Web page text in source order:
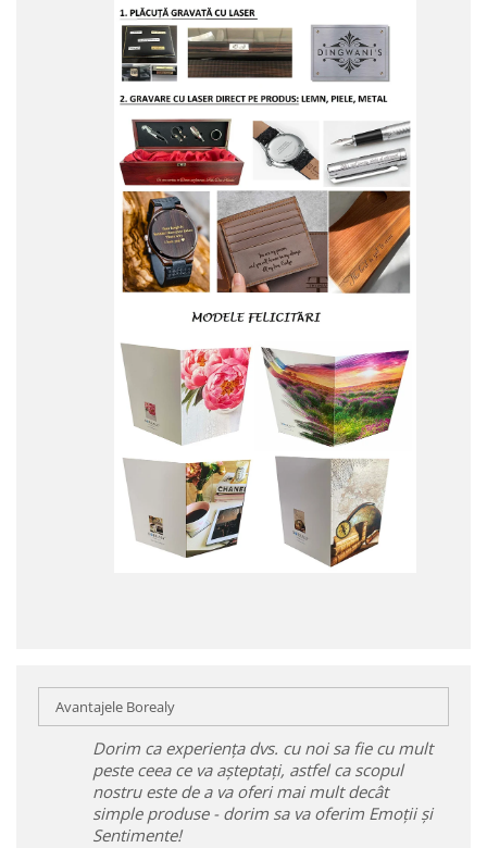
Avantajele Borealy
Dorim ca experiența dvs. cu noi sa fie cu mult
peste ceea ce va așteptați, astfel ca scopul
nostru este de a va oferi mai mult decât
simple produse - dorim sa va oferim Emoții și
Sentimente!